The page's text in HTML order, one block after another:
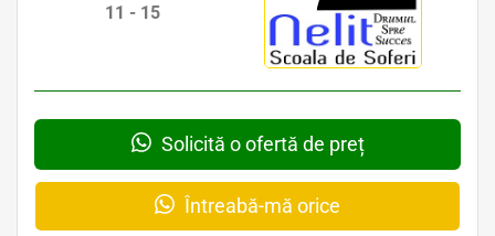
11 - 15
Solicită o ofertă de preț
Întreabă-mă orice